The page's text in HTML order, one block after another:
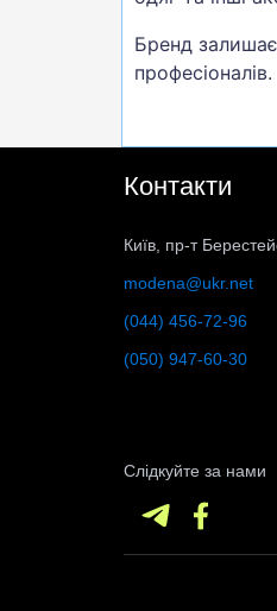
Бренд
професіоналів.
Контакти
Київ, пр-т
modena@ukr.net
(044) 456-72-96
(050) 947-60-30
Слідкуйте за нами